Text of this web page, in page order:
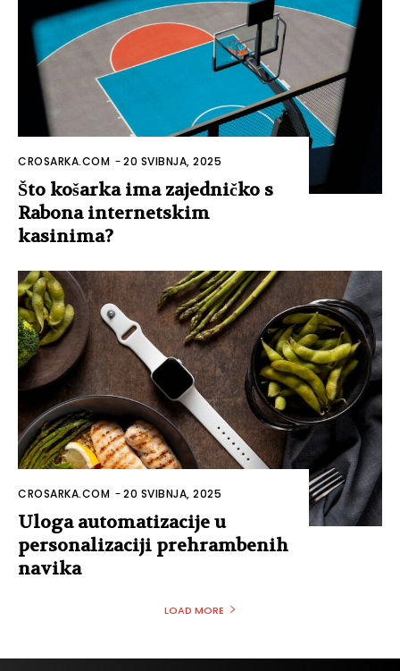
CROSARKA.COM -20 SVIBNJA, 2025
Što košarka ima zajedničko s
Rabona internetskim
kasinima?
CROSARKA.COM -20 SVIBNJA, 2025
Uloga automatizacije u
personalizaciji prehrambenih
navika
LOAD MORE